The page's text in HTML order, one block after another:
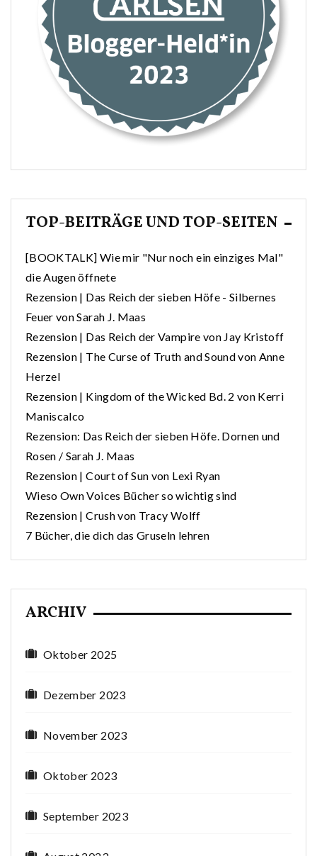
TOP-BEITRÄGE UND TOP-SEITEN
[BOOKTALK] Wie mir "Nur noch ein einziges Mal"
die Augen öffnete
Rezension | Das Reich der sieben Höfe - Silbernes
Feuer von Sarah J. Maas
Rezension | Das Reich der Vampire von Jay Kristoff
Rezension | The Curse of Truth and Sound von Anne
Herzel
Rezension | Kingdom of the Wicked Bd. 2 von Kerri
Maniscalco
Rezension: Das Reich der sieben Höfe. Dornen und
Rosen / Sarah J. Maas
Rezension | Court of Sun von Lexi Ryan
Wieso Own Voices Bücher so wichtig sind
Rezension | Crush von Tracy Wolff
7 Bücher, die dich das Gruseln lehren
ARCHIV
Oktober 2025
Dezember 2023
November 2023
Oktober 2023
September 2023